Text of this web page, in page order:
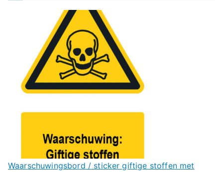
Waarschuwingsbord / sticker giftige stoffen met